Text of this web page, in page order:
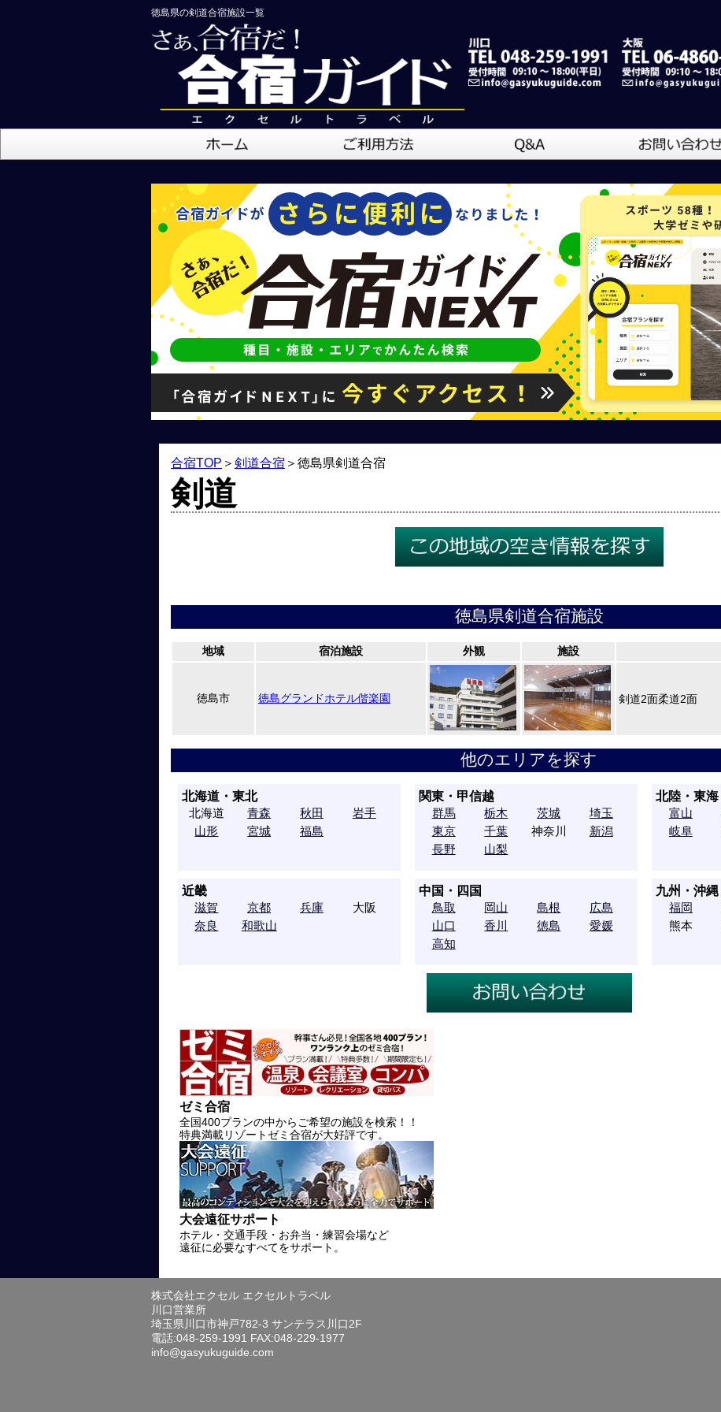
徳島県の剣道合宿施設一覧
合宿TOP ＞ 剣道合宿 ＞ 徳島県剣道合宿
剣道
徳島県剣道合宿施設
地域 宿泊施設 外観 施設
徳島市 徳島グランドホテル偕楽園 剣道2面柔道2面
他のエリアを探す
北海道・東北
北海道 青森 秋田
岩手
山形
宮城 福島
関東・甲信越
群馬 栃木 茨城
埼玉
東京
千葉 神奈川
新潟
長野
山梨
北陸・東海
富山
岐阜
近畿
滋賀 京都 兵庫
大阪
奈良
和歌山
中国・四国
鳥取 岡山 島根
広島
山口
香川 徳島
愛媛
高知
九州・沖縄
福岡
熊本
ゼミ合宿
全国400プランの中からご希望の施設を検索！！
特典満載リゾートゼミ合宿が大好評です。
大会遠征サポート
ホテル・交通手段・お弁当・練習会場など
遠征に必要なすべてをサポート。
株式会社エクセル エクセルトラベル
川口営業所
埼玉県川口市神戸782-3 サンテラス川口2F
電話:048-259-1991 FAX:048-229-1977
info@gasyukuguide.com